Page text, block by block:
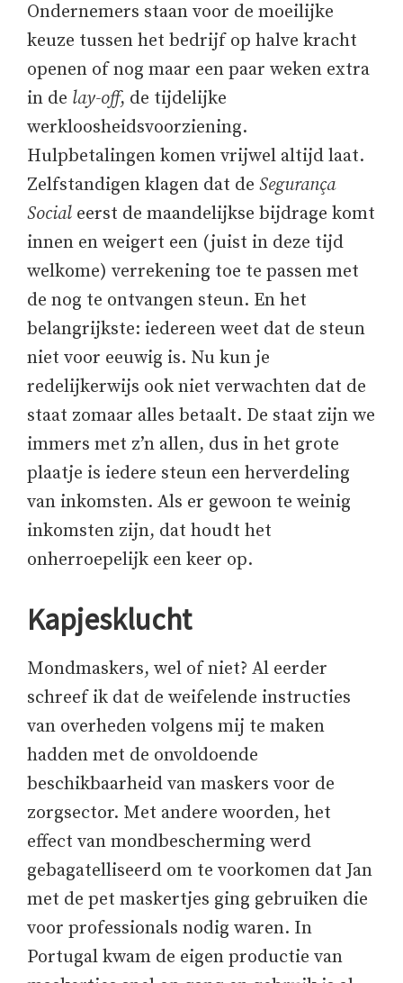
Ondernemers staan voor de moeilijke
keuze tussen het bedrijf op halve kracht
openen of nog maar een paar weken extra
in de lay-off, de tijdelijke
werkloosheidsvoorziening.
Hulpbetalingen komen vrijwel altijd laat.
Zelfstandigen klagen dat de Segurança
Social eerst de maandelijkse bijdrage komt
innen en weigert een (juist in deze tijd
welkome) verrekening toe te passen met
de nog te ontvangen steun. En het
belangrijkste: iedereen weet dat de steun
niet voor eeuwig is. Nu kun je
redelijkerwijs ook niet verwachten dat de
staat zomaar alles betaalt. De staat zijn we
immers met z’n allen, dus in het grote
plaatje is iedere steun een herverdeling
van inkomsten. Als er gewoon te weinig
inkomsten zijn, dat houdt het
onherroepelijk een keer op.
Kapjesklucht
Mondmaskers, wel of niet? Al eerder
schreef ik dat de weifelende instructies
van overheden volgens mij te maken
hadden met de onvoldoende
beschikbaarheid van maskers voor de
zorgsector. Met andere woorden, het
effect van mondbescherming werd
gebagatelliseerd om te voorkomen dat Jan
met de pet maskertjes ging gebruiken die
voor professionals nodig waren. In
Portugal kwam de eigen productie van